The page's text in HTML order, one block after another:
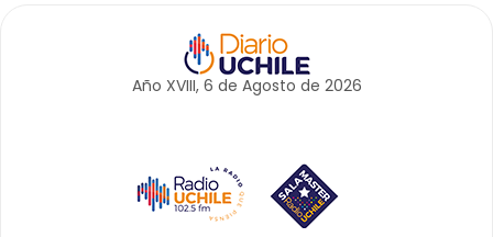
Año XVIII, 6 de Agosto de 2026